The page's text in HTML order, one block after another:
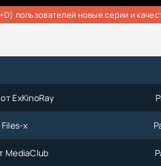
пользователей новые серии и
ExKinoRay
x
MediaClub